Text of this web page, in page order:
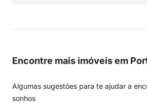
Encontre mais imóveis em
Algumas sugestões para te ajudar a
sonhos